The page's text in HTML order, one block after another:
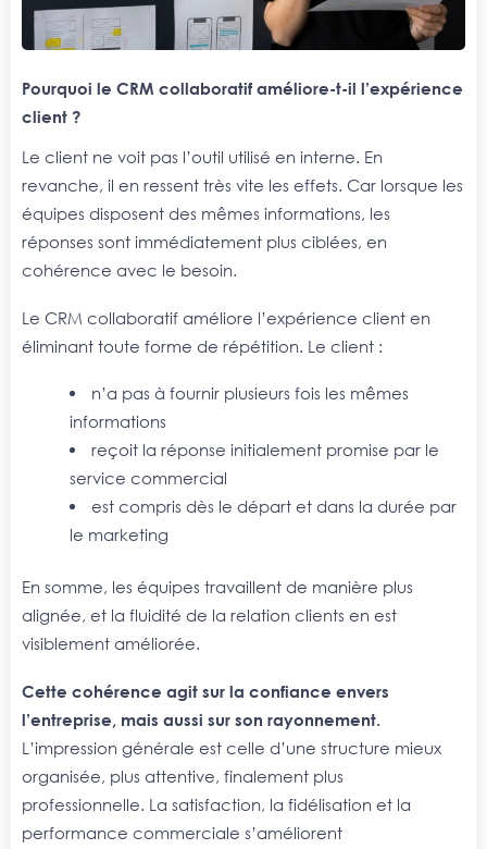
Pourquoi le CRM collaboratif améliore-t-il l’expérience
client ?
Le client ne voit pas l’outil utilisé en interne. En
revanche, il en ressent très vite les effets. Car lorsque les
équipes disposent des mêmes informations, les
réponses sont immédiatement plus ciblées, en
cohérence avec le besoin.
Le CRM collaboratif améliore l’expérience client en
éliminant toute forme de répétition. Le client :
n’a pas à fournir plusieurs fois les mêmes
informations
reçoit la réponse initialement promise par le
service commercial
est compris dès le départ et dans la durée par
le marketing
En somme, les équipes travaillent de manière plus
alignée, et la fluidité de la relation clients en est
visiblement améliorée.
Cette cohérence agit sur la confiance envers
l’entreprise, mais aussi sur son rayonnement.
L’impression générale est celle d’une structure mieux
organisée, plus attentive, finalement plus
professionnelle. La satisfaction, la fidélisation et la
performance commerciale s’améliorent